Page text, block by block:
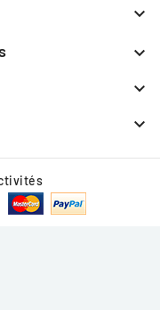



